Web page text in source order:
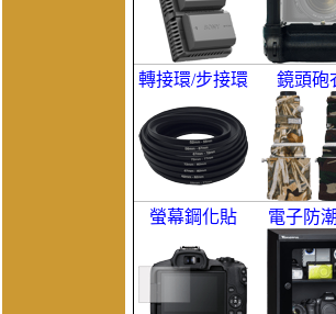
轉接環/步接環 鏡頭砲
螢幕鋼化貼 電子防